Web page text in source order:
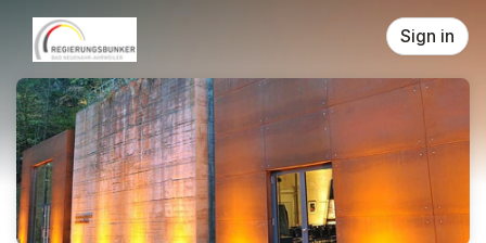
Skip header
Sign in